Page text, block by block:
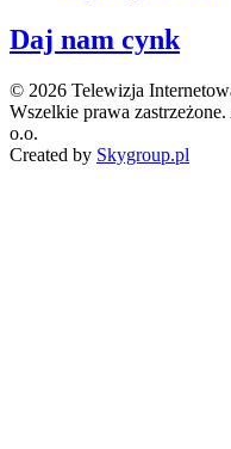
Daj nam cynk
© 2026 Telewizja
Wszelkie prawa
o.o.
Created by Skygroup.pl